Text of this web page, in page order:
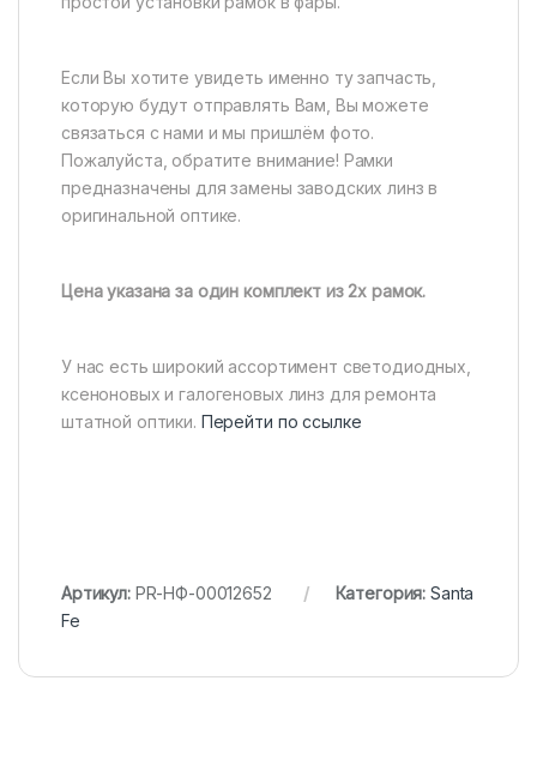
Если Вы хотите увидеть именно ту запчасть,
которую будут отправлять Вам, Вы можете
связаться с нами и мы пришлём фото.
Пожалуйста, обратите внимание! Рамки
предназначены для замены заводских линз в
оригинальной оптике.
Цена указана за один комплект из 2х рамок.
У нас есть широкий ассортимент светодиодных,
ксеноновых и галогеновых линз для ремонта
штатной оптики. Перейти по ссылке
Артикул: PR-НФ-00012652 Категория: Santa
Fe